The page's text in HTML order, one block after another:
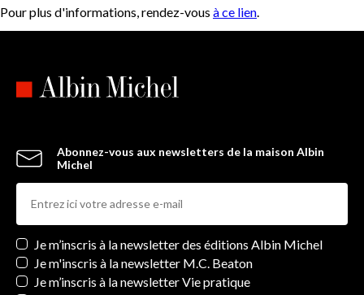
Pour plus d'informations, rendez-vous à ce lien.
Abonnez-vous aux newsletters de la maison Albin
Michel
Newsletters
Je m’inscris à la newsletter des éditions Albin Michel
Je m'inscris à la newsletter M.C. Beaton
Je m’inscris à la newsletter Vie pratique